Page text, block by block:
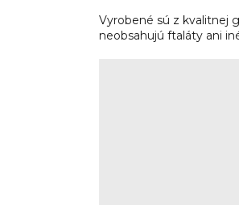
Vyrobené sú z kvalitnej
neobsahujú ftaláty ani